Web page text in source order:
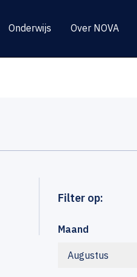
Onderwijs Over NOVA
Filter op:
Maand
Augustus